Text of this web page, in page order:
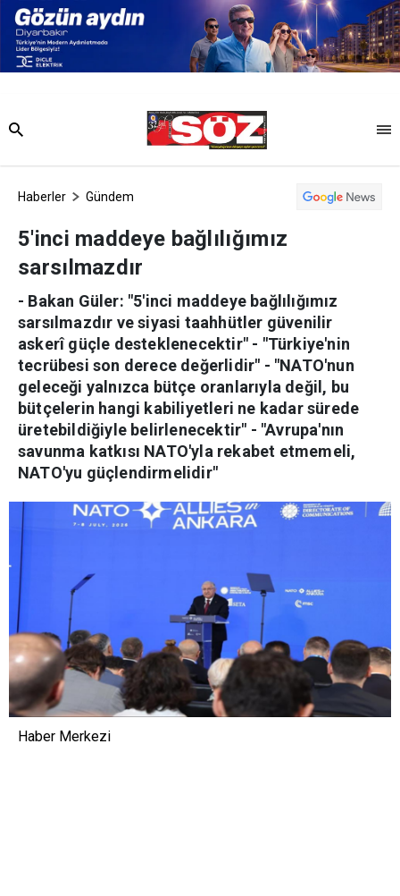
Haberler Gündem
5'inci maddeye bağlılığımız
sarsılmazdır
- Bakan Güler: "5'inci maddeye bağlılığımız
sarsılmazdır ve siyasi taahhütler güvenilir
askerî güçle desteklenecektir" - "Türkiye'nin
tecrübesi son derece değerlidir" - "NATO'nun
geleceği yalnızca bütçe oranlarıyla değil, bu
bütçelerin hangi kabiliyetleri ne kadar sürede
üretebildiğiyle belirlenecektir" - "Avrupa'nın
savunma katkısı NATO'yla rekabet etmemeli,
NATO'yu güçlendirmelidir"
Haber Merkezi